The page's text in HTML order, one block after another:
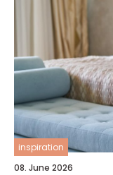
inspiration
08. June 2026